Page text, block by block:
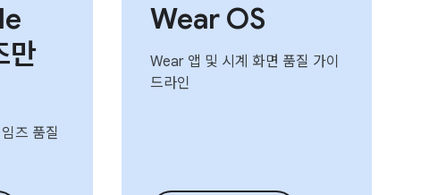
만
즈 품질
Wear OS
Wear 앱 및 시계 화면 품질 가이
드라인